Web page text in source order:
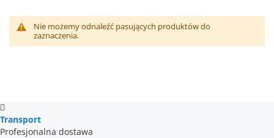
Nie możemy odnaleźć pasujących produktów do
zaznaczenia.
Transport
Profesjonalna dostawa